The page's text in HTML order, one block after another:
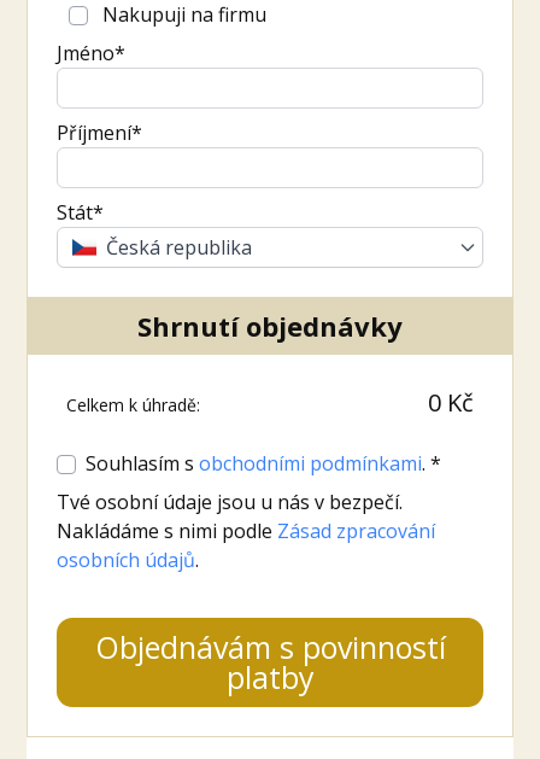
Nakupuji na firmu
Jméno*
Příjmení*
Stát*
Česká republika
Shrnutí objednávky
Celkem k úhradě: 0 Kč
Souhlasím sobchodními podmínkami. *
Tvé osobní údaje jsou u nás v bezpečí.
Nakládáme s nimi podle Zásad zpracování
osobních údajů.
Objednávám s povinností
platby